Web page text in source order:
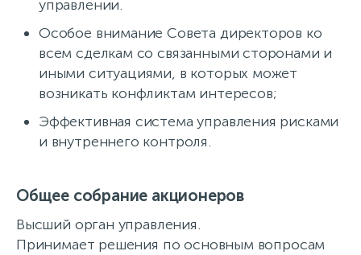
управлении.
Особое внимание Совета директоров ко
всем сделкам со связанными сторонами и
иными ситуациями, в которых может
возникать конфликтам интересов;
Эффективная система управления рисками
и внутреннего контроля.
Общее собрание акционеров
Высший орган управления.
Принимает решения по основным вопросам